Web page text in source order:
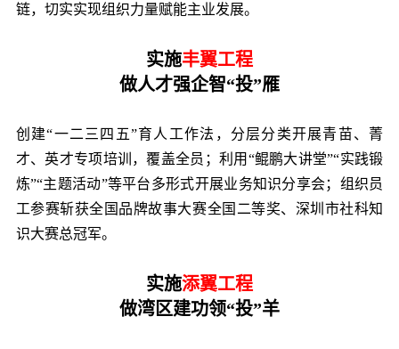
链，切实实现组织力量赋能主业发展。
实施丰翼工程
做人才强企智“投”雁
创建“一二三四五”育人工作法，分层分类开展青苗、菁
才、英才专项培训，覆盖全员；利用“鲲鹏大讲堂”“实践锻
炼”“主题活动”等平台多形式开展业务知识分享会；组织员
工参赛斩获全国品牌故事大赛全国二等奖、深圳市社科知
识大赛总冠军。
实施添翼工程
做湾区建功领“投”羊